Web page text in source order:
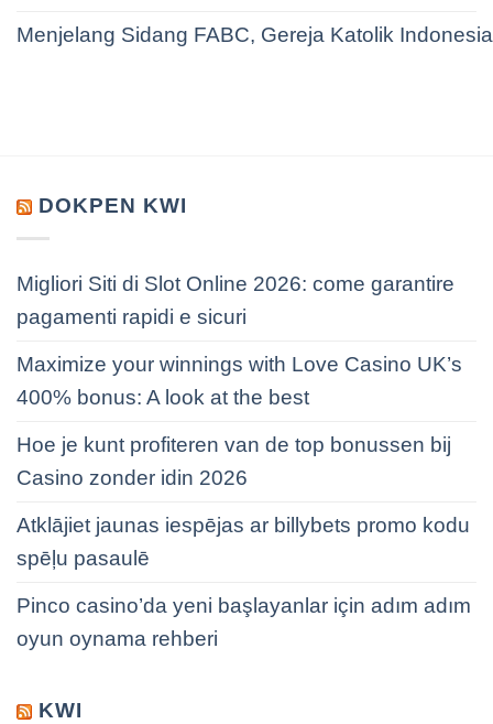
Menjelang Sidang FABC, Gereja Katolik
DOKPEN KWI
Migliori Siti di Slot Online 2026: come garantire
pagamenti rapidi e sicuri
Maximize your winnings with Love Casino UK’s
400% bonus: A look at the best
Hoe je kunt profiteren van de top bonussen bij
Casino zonder idin 2026
Atklājiet jaunas iespējas ar billybets promo kodu
spēļu pasaulē
Pinco casino’da yeni başlayanlar için adım adım
oyun oynama rehberi
KWI